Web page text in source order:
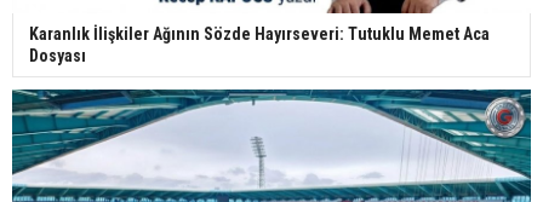
Karanlık İlişkiler Ağının Sözde Hayırseveri: Tutuklu Memet Aca
Dosyası